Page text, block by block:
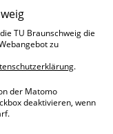
TU Braunschweig die
zu
.
der Matomo
deaktivieren, wenn